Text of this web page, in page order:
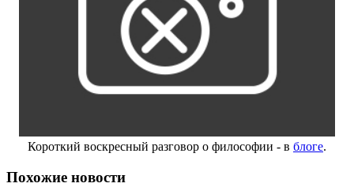
Короткий воскресный разговор о философии - в блоге.
Похожие новости